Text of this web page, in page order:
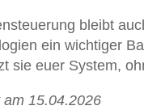
bleibt
ein wichtiger
sie euer System,
15.04.2026